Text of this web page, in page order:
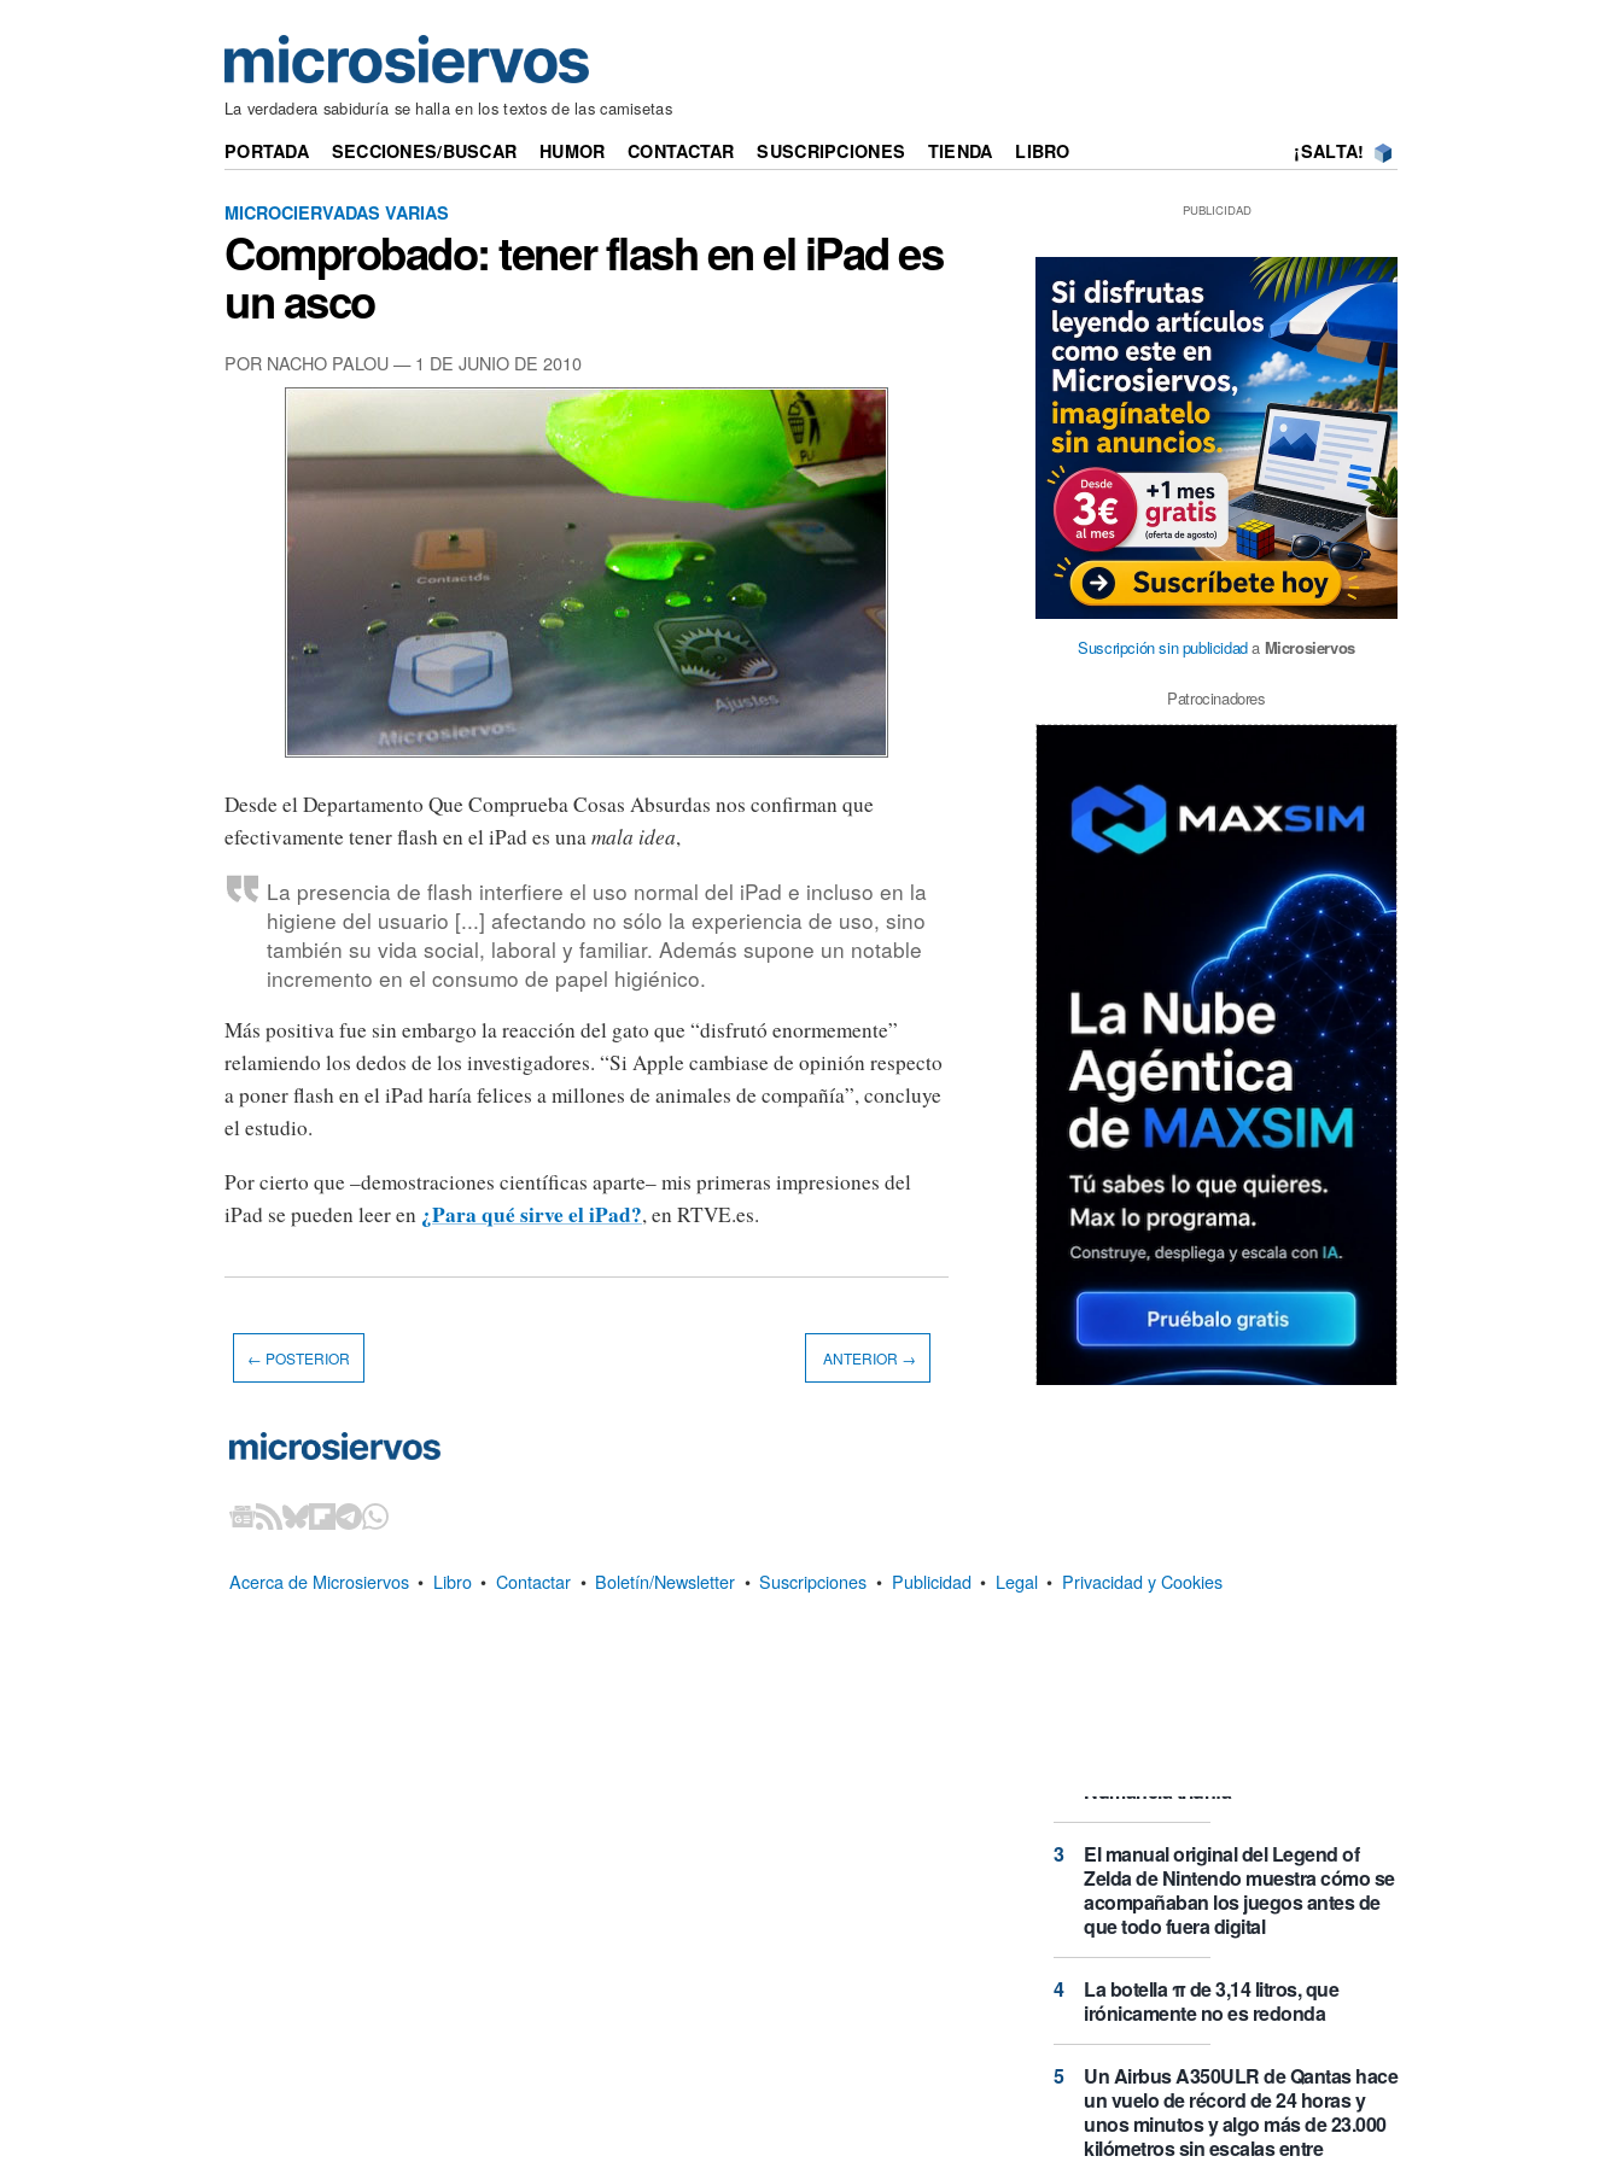
La verdadera sabiduría se halla en los textos de las camisetas
PORTADA SECCIONES/BUSCAR HUMOR CONTACTAR SUSCRIPCIONES TIENDA LIBRO ¡SALTA!
MICROCIERVADAS VARIAS
Comprobado: tener flash en el iPad es
un asco
POR NACHO PALOU — 1 DE JUNIO DE 2010
Desde el Departamento Que Comprueba Cosas Absurdas nos confirman que
efectivamente tener flash en el iPad es una mala idea,
La presencia de flash interfiere el uso normal del iPad e incluso en la
higiene del usuario [...] afectando no sólo la experiencia de uso, sino
también su vida social, laboral y familiar. Además supone un notable
incremento en el consumo de papel higiénico.
Más positiva fue sin embargo la reacción del gato que “disfrutó enormemente”
relamiendo los dedos de los investigadores. “Si Apple cambiase de opinión respecto
a poner flash en el iPad haría felices a millones de animales de compañía”, concluye
el estudio.
Por cierto que –demostraciones científicas aparte– mis primeras impresiones del
iPad se pueden leer en ¿Para qué sirve el iPad?, en RTVE.es.
PUBLICIDAD
Suscripción sin publicidada Microsiervos
Patrocinadores
«Mira mamá, sin cookies»: una web
Numancia triunfa
El manual original del Legend of
Zelda de Nintendo muestra cómo se
acompañaban los juegos antes de
que todo fuera digital
La botella π de 3,14 litros, que
irónicamente no es redonda
Un Airbus A350ULR de Qantas hace
un vuelo de récord de 24 horas y
unos minutos y algo más de 23.000
kilómetros sin escalas entre
← POSTERIOR ANTERIOR →
Acerca de Microsiervos • Libro • Contactar • Boletín/Newsletter • Suscripciones • Publicidad • Legal • Privacidad y Cookies